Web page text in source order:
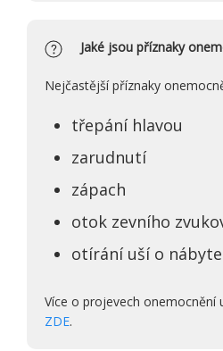
Jaké jsou příznaky
Nejčastější příznaky
třepání hlavou
zarudnutí
zápach
otok zevního
otírání uší o
Více o projevech onemocnění
ZDE.